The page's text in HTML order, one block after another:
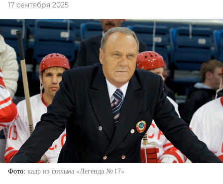
17 сентября 2025
Фото кадр из фильма «Легенда № 17»